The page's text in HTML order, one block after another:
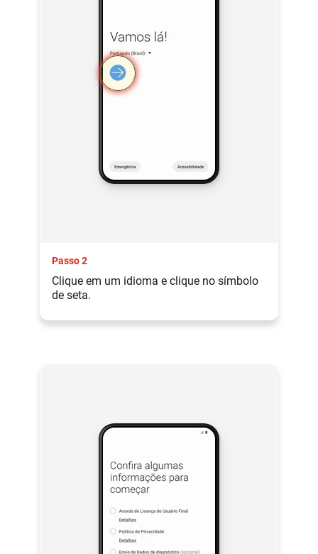
Passo 2
Clique em um idioma e clique no símbolo
de seta.